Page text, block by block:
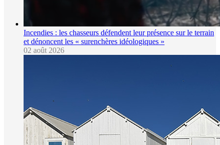
Incendies : les chasseurs défendent leur présence sur le terrain
et dénoncent les « surenchères idéologiques »
02 août 2026